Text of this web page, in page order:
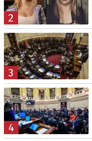
2
3
4